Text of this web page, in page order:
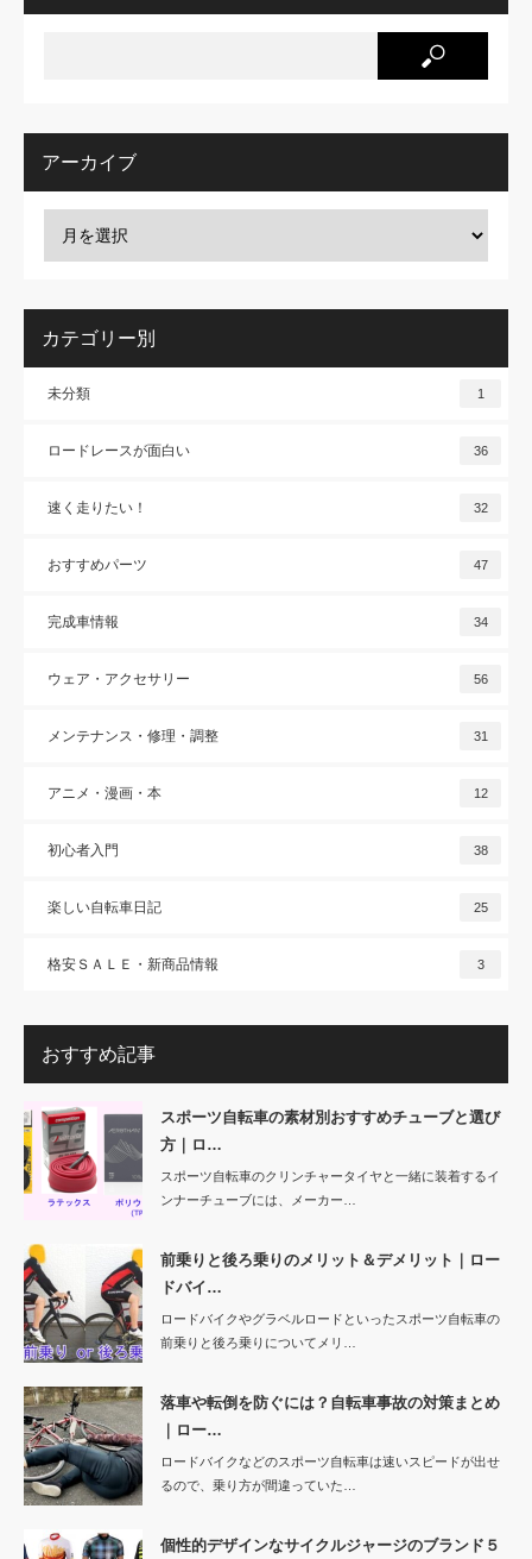
アーカイブ
カテゴリー別
未分類 1
ロードレースが面白い 36
速く走りたい！ 32
おすすめパーツ 47
完成車情報 34
ウェア・アクセサリー 56
メンテナンス・修理・調整 31
アニメ・漫画・本 12
初心者入門 38
楽しい自転車日記 25
格安ＳＡＬＥ・新商品情報 3
おすすめ記事
スポーツ自転車の素材別おすすめチューブと選び
方｜ロ…
スポーツ自転車のクリンチャータイヤと一緒に装着するイ
ンナーチューブには、メーカー…
前乗りと後ろ乗りのメリット＆デメリット｜ロー
ドバイ…
ロードバイクやグラベルロードといったスポーツ自転車の
前乗りと後ろ乗りについてメリ…
落車や転倒を防ぐには？自転車事故の対策まとめ
｜ロー…
ロードバイクなどのスポーツ自転車は速いスピードが出せ
るので、乗り方が間違っていた…
個性的デザインなサイクルジャージのブランド５